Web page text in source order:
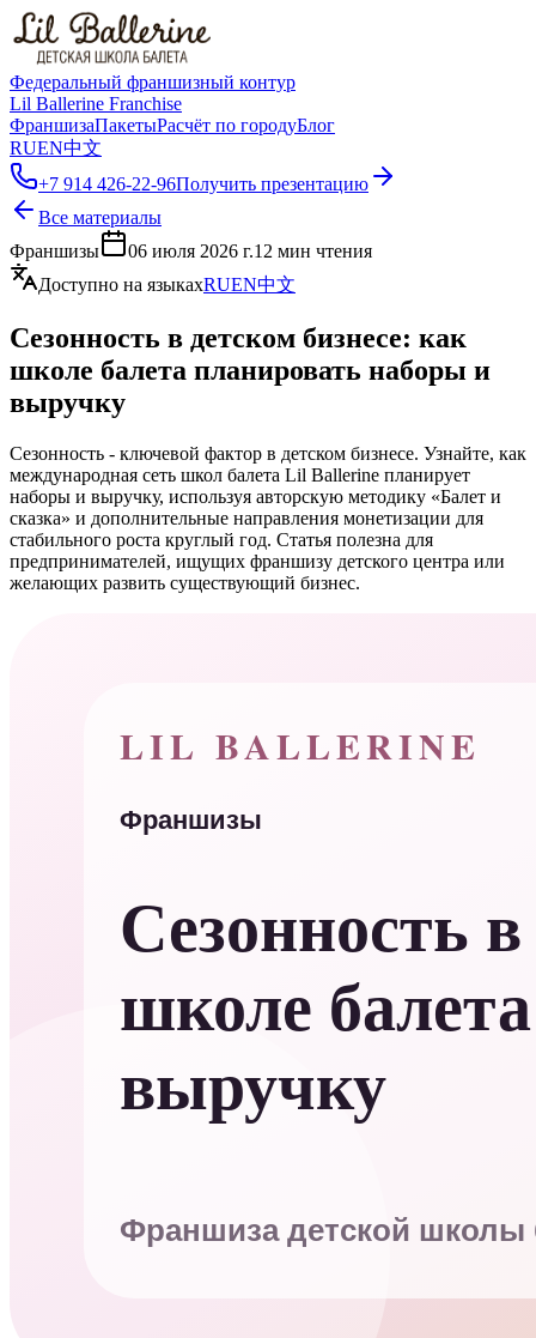
Федеральный франшизный контур
Lil Ballerine Franchise
ФраншизаПакетыРасчёт по городуБлог
RUEN中文
+7 914 426-22-96Получить презентацию
Все материалы
Франшизы
06 июля 2026 г.12 мин чтения
Доступно на языкахRUEN中文
Сезонность в детском бизнесе: как
школе балета планировать наборы и
выручку
Сезонность - ключевой фактор в детском бизнесе. Узнайте, как
международная сеть школ балета Lil Ballerine планирует
наборы и выручку, используя авторскую методику «Балет и
сказка» и дополнительные направления монетизации для
стабильного роста круглый год. Статья полезна для
предпринимателей, ищущих франшизу детского центра или
желающих развить существующий бизнес.